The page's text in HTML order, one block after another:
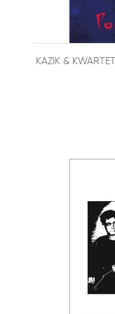
 DODAJ DO
KAZIK &